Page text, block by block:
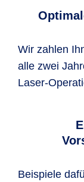
Wir zahlen
alle zwei
Laser-
Beispiele